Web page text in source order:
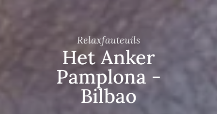
Relaxfauteuils
Het Anker
Pamplona -
Bilbao